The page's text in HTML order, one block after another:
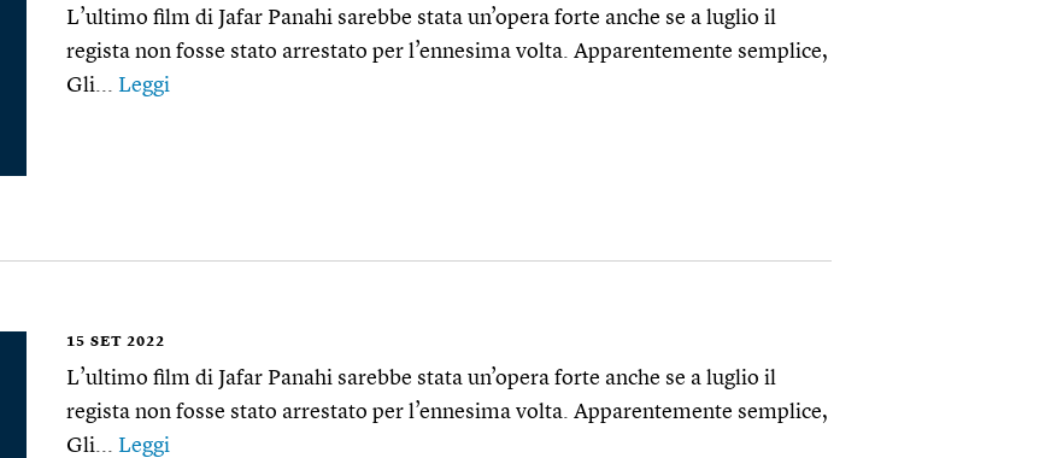
L’ultimo film di Jafar Panahi sarebbe stata un’opera forte anche se a luglio il
regista non fosse stato arrestato per l’ennesima volta. Apparentemente semplice,
Gli... Leggi
15 SET 2022
L’ultimo film di Jafar Panahi sarebbe stata un’opera forte anche se a luglio il
regista non fosse stato arrestato per l’ennesima volta. Apparentemente semplice,
Gli... Leggi